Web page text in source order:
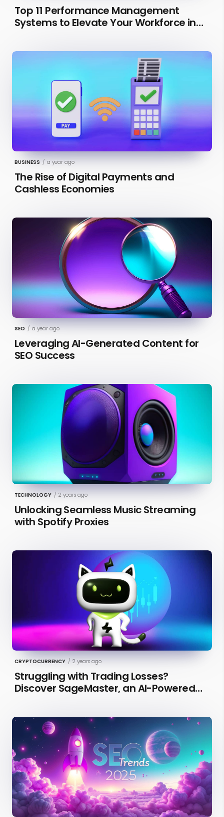
Top 11 Performance Management
Systems to Elevate Your Workforce in
BUSINESS / a year ago
The Rise of Digital Payments and
Cashless Economies
SEO / a year ago
Leveraging AI-Generated Content for
SEO Success
TECHNOLOGY / 2 years ago
Unlocking Seamless Music Streaming
with Spotify Proxies
CRYPTOCURRENCY / 2 years ago
Struggling with Trading Losses?
Discover SageMaster, an AI-Powered